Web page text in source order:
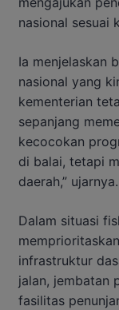
nasional sesuai
Ia menjelaskan
nasional yang
kementerian
sepanjang
kecocokan
di balai, tetapi
daerah,” ujarnya.
Dalam situasi
infrastruktur
jalan, jembatan
fasilitas